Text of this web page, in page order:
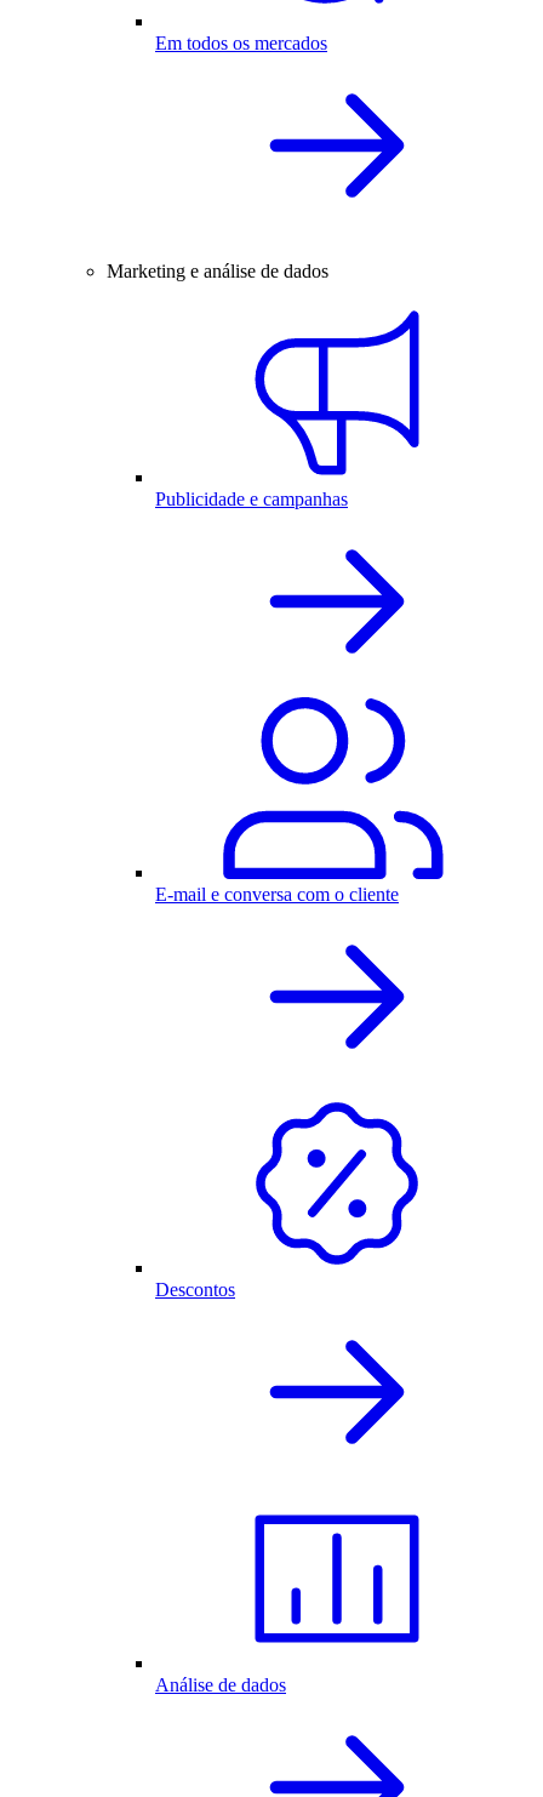
Em todos os mercados
Marketing e análise de dados
Publicidade e campanhas
E-mail e conversa com o cliente
Descontos
Análise de dados